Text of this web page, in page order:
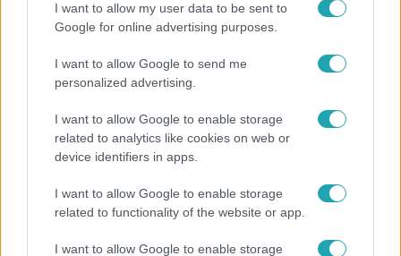
I want to allow my user data to be sent to
Google for online advertising purposes.
I want to allow Google to send me
personalized advertising.
I want to allow Google to enable storage
related to analytics like cookies on web or
device identifiers in apps.
I want to allow Google to enable storage
related to functionality of the website or app.
I want to allow Google to enable storage
Nem hinnéd, melyik világsztárnak tulajdonítják a